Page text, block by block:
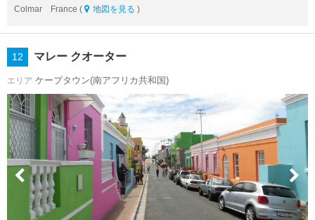
Colmar France ( 地図を見る )
12 マレー クオーター
エリア ケープタウン(南アフリカ共和国)